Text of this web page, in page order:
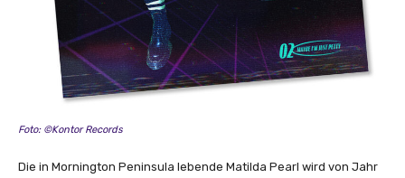
Foto: ©Kontor Records
Die in Mornington Peninsula lebende Matilda Pearl wird von Jahr